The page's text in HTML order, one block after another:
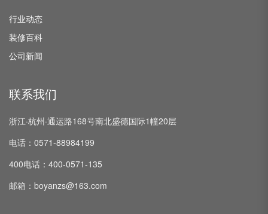
行业动态
装修百科
公司新闻
联系我们
浙江·杭州·通运路168号南北盛德国际1幢20层
电话：0571-88984199
400电话：400-0571-135
邮箱：boyanzs@163.com